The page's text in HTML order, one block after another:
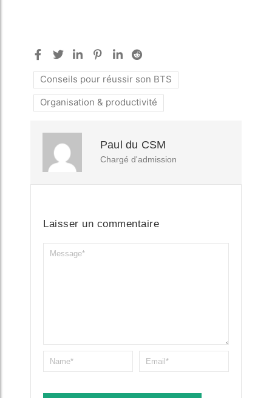
Conseils pour réussir son BTS
Organisation & productivité
Paul du CSM
Chargé d'admission
Laisser un commentaire